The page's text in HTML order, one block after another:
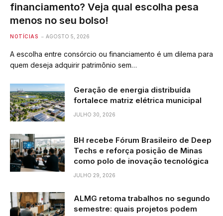
financiamento? Veja qual escolha pesa
menos no seu bolso!
NOTÍCIAS AGOSTO 5, 2026
A escolha entre consórcio ou financiamento é um dilema para
quem deseja adquirir patrimônio sem…
Geração de energia distribuída
fortalece matriz elétrica municipal
JULHO 30, 2026
BH recebe Fórum Brasileiro de Deep
Techs e reforça posição de Minas
como polo de inovação tecnológica
JULHO 29, 2026
ALMG retoma trabalhos no segundo
semestre: quais projetos podem